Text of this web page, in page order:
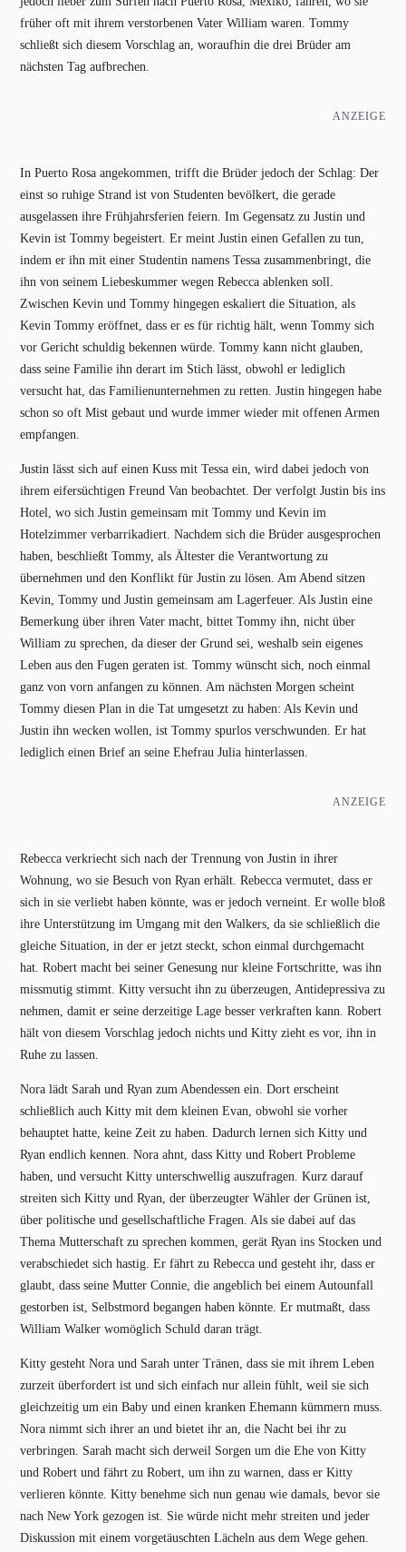
früher oft mit ihrem verstorbenen Vater William waren. Tommy
schließt sich diesem Vorschlag an, woraufhin die drei Brüder am
nächsten Tag aufbrechen.
ANZEIGE
In Puerto Rosa angekommen, trifft die Brüder jedoch der Schlag: Der
einst so ruhige Strand ist von Studenten bevölkert, die gerade
ausgelassen ihre Frühjahrsferien feiern. Im Gegensatz zu Justin und
Kevin ist Tommy begeistert. Er meint Justin einen Gefallen zu tun,
indem er ihn mit einer Studentin namens Tessa zusammenbringt, die
ihn von seinem Liebeskummer wegen Rebecca ablenken soll.
Zwischen Kevin und Tommy hingegen eskaliert die Situation, als
Kevin Tommy eröffnet, dass er es für richtig hält, wenn Tommy sich
vor Gericht schuldig bekennen würde. Tommy kann nicht glauben,
dass seine Familie ihn derart im Stich lässt, obwohl er lediglich
versucht hat, das Familienunternehmen zu retten. Justin hingegen habe
schon so oft Mist gebaut und wurde immer wieder mit offenen Armen
empfangen.
Justin lässt sich auf einen Kuss mit Tessa ein, wird dabei jedoch von
ihrem eifersüchtigen Freund Van beobachtet. Der verfolgt Justin bis ins
Hotel, wo sich Justin gemeinsam mit Tommy und Kevin im
Hotelzimmer verbarrikadiert. Nachdem sich die Brüder ausgesprochen
haben, beschließt Tommy, als Ältester die Verantwortung zu
übernehmen und den Konflikt für Justin zu lösen. Am Abend sitzen
Kevin, Tommy und Justin gemeinsam am Lagerfeuer. Als Justin eine
Bemerkung über ihren Vater macht, bittet Tommy ihn, nicht über
William zu sprechen, da dieser der Grund sei, weshalb sein eigenes
Leben aus den Fugen geraten ist. Tommy wünscht sich, noch einmal
ganz von vorn anfangen zu können. Am nächsten Morgen scheint
Tommy diesen Plan in die Tat umgesetzt zu haben: Als Kevin und
Justin ihn wecken wollen, ist Tommy spurlos verschwunden. Er hat
lediglich einen Brief an seine Ehefrau Julia hinterlassen.
ANZEIGE
Rebecca verkriecht sich nach der Trennung von Justin in ihrer
Wohnung, wo sie Besuch von Ryan erhält. Rebecca vermutet, dass er
sich in sie verliebt haben könnte, was er jedoch verneint. Er wolle bloß
ihre Unterstützung im Umgang mit den Walkers, da sie schließlich die
gleiche Situation, in der er jetzt steckt, schon einmal durchgemacht
hat. Robert macht bei seiner Genesung nur kleine Fortschritte, was ihn
missmutig stimmt. Kitty versucht ihn zu überzeugen, Antidepressiva zu
nehmen, damit er seine derzeitige Lage besser verkraften kann. Robert
hält von diesem Vorschlag jedoch nichts und Kitty zieht es vor, ihn in
Ruhe zu lassen.
Nora lädt Sarah und Ryan zum Abendessen ein. Dort erscheint
schließlich auch Kitty mit dem kleinen Evan, obwohl sie vorher
behauptet hatte, keine Zeit zu haben. Dadurch lernen sich Kitty und
Ryan endlich kennen. Nora ahnt, dass Kitty und Robert Probleme
haben, und versucht Kitty unterschwellig auszufragen. Kurz darauf
streiten sich Kitty und Ryan, der überzeugter Wähler der Grünen ist,
über politische und gesellschaftliche Fragen. Als sie dabei auf das
Thema Mutterschaft zu sprechen kommen, gerät Ryan ins Stocken und
verabschiedet sich hastig. Er fährt zu Rebecca und gesteht ihr, dass er
glaubt, dass seine Mutter Connie, die angeblich bei einem Autounfall
gestorben ist, Selbstmord begangen haben könnte. Er mutmaßt, dass
William Walker womöglich Schuld daran trägt.
Kitty gesteht Nora und Sarah unter Tränen, dass sie mit ihrem Leben
zurzeit überfordert ist und sich einfach nur allein fühlt, weil sie sich
gleichzeitig um ein Baby und einen kranken Ehemann kümmern muss.
Nora nimmt sich ihrer an und bietet ihr an, die Nacht bei ihr zu
verbringen. Sarah macht sich derweil Sorgen um die Ehe von Kitty
und Robert und fährt zu Robert, um ihn zu warnen, dass er Kitty
verlieren könnte. Kitty benehme sich nun genau wie damals, bevor sie
nach New York gezogen ist. Sie würde nicht mehr streiten und jeder
Diskussion mit einem vorgetäuschten Lächeln aus dem Wege gehen.